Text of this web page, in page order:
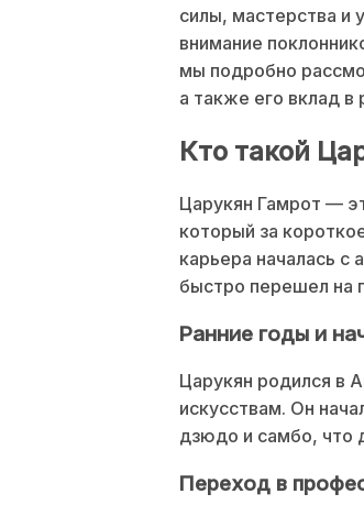
силы, мастерства и
внимание
мы подробно
а также его вклад
Кто такой
Царукян Гамрот —
который за
карьера началась с
быстро перешел на
Ранние годы и
Царукян родился в
искусствам. Он
дзюдо и самбо, что
Переход в